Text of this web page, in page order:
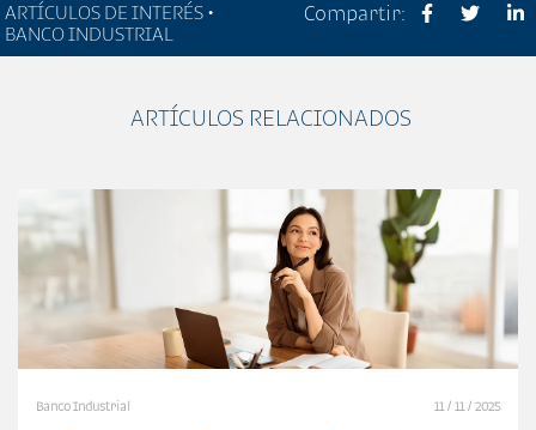
ARTÍCULOS DE INTERÉS •
BANCO INDUSTRIAL
Compartir:
ARTÍCULOS RELACIONADOS
Banco Industrial 11 / 11 / 2025